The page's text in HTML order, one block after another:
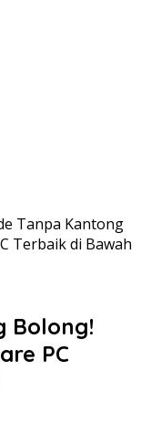
Tanpa Kantong
Terbaik di Bawah
Bolong!
PC